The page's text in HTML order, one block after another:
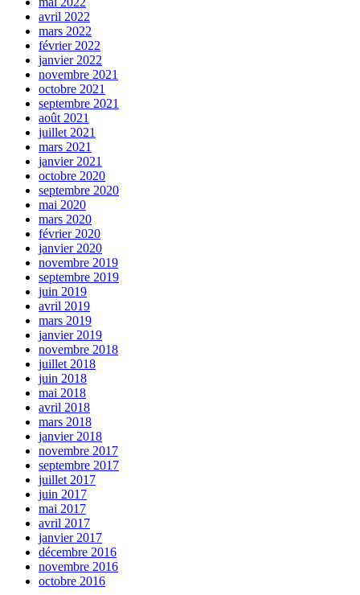
avril 2022
mars 2022
février 2022
janvier 2022
novembre 2021
octobre 2021
septembre 2021
août 2021
juillet 2021
mars 2021
janvier 2021
octobre 2020
septembre 2020
mai 2020
mars 2020
février 2020
janvier 2020
novembre 2019
septembre 2019
juin 2019
avril 2019
mars 2019
janvier 2019
novembre 2018
juillet 2018
juin 2018
mai 2018
avril 2018
mars 2018
janvier 2018
novembre 2017
septembre 2017
juillet 2017
juin 2017
mai 2017
avril 2017
janvier 2017
décembre 2016
novembre 2016
octobre 2016